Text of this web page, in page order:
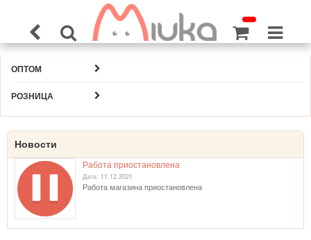
ОПТОМ
РОЗНИЦА
Новости
Работа приостановлена
Дата: 11.12.2021
Работа магазина приостановлена